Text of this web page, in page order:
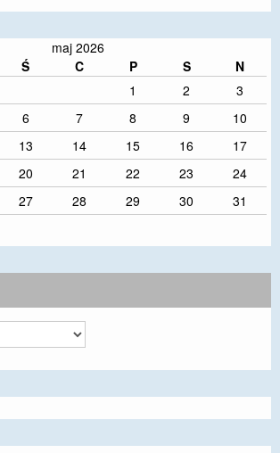
maj 2026
Ś C P S
N
1
2
3
6 7 8 9
10
13 14 15 16
17
20 21 22 23
24
27 28 29 30
31